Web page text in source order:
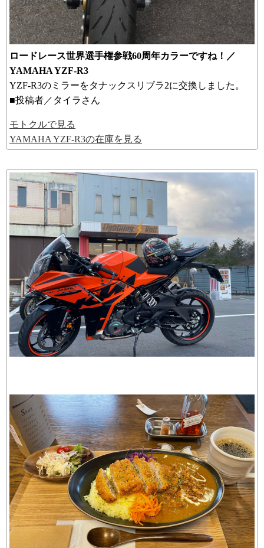
ロードレース世界選手権参戦60周年カラーですね！／
YAMAHA YZF-R3
YZF-R3のミラーをタナックスリブラ2に交換しました。
■投稿者／タイラさん
モトクルで見る
YAMAHA YZF-R3の在庫を見る